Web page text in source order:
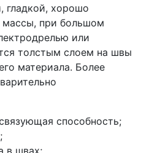
гладкой, хорошо
при большом
или
толстым слоем на швы
материала. Более
способность;
в швах;